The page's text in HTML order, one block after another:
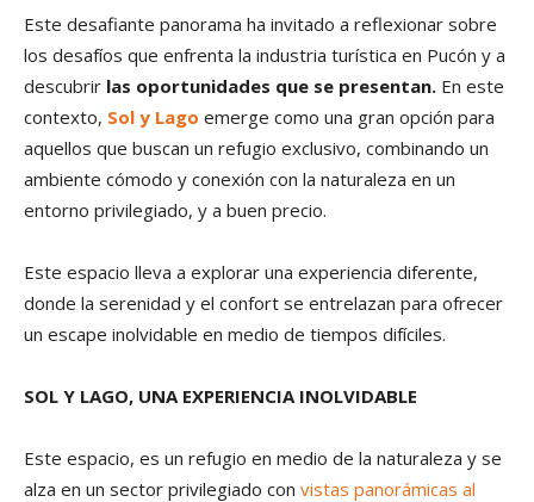
Este desafiante panorama ha invitado a reflexionar sobre
los desafíos que enfrenta la industria turística en Pucón y a
descubrir las oportunidades que se presentan. En este
contexto, Sol y Lago emerge como una gran opción para
aquellos que buscan un refugio exclusivo, combinando un
ambiente cómodo y conexión con la naturaleza en un
entorno privilegiado, y a buen precio.
Este espacio lleva a explorar una experiencia diferente,
donde la serenidad y el confort se entrelazan para ofrecer
un escape inolvidable en medio de tiempos difíciles.
SOL Y LAGO, UNA EXPERIENCIA INOLVIDABLE
Este espacio, es un refugio en medio de la naturaleza y se
alza en un sector privilegiado con vistas panorámicas al